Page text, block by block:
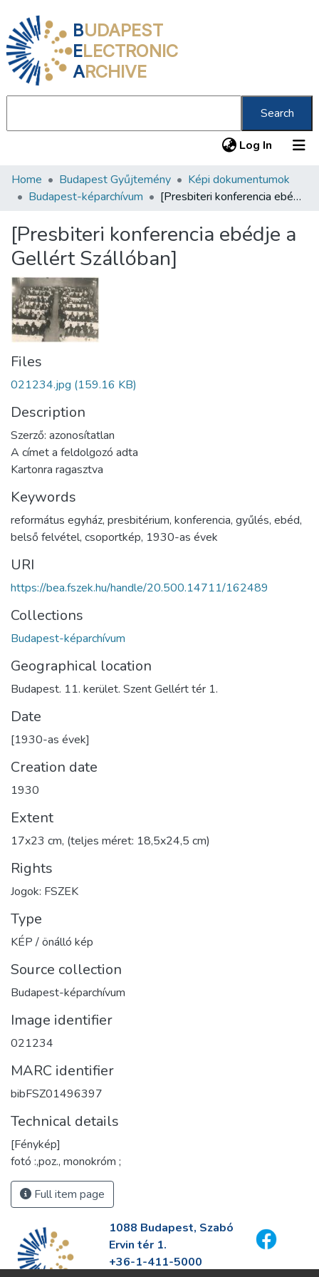
BUDAPEST
ELECTRONIC
ARCHIVE
Search
Log In (current)
Communities & Collections
Statistics
About us
Home Budapest Gyűjtemény
Képi dokumentumok
Budapest-képarchívum
[Presbiteri konferencia ebédje a Gellért Szállóban]
[Presbiteri konferencia ebédje a
Gellért Szállóban]
Files
021234.jpg (159.16 KB)
Description
Szerző: azonosítatlan
A címet a feldolgozó adta
Kartonra ragasztva
Keywords
református egyház, presbitérium, konferencia, gyűlés, ebéd,
belső felvétel, csoportkép, 1930-as évek
URI
https://bea.fszek.hu/handle/20.500.14711/162489
Collections
Budapest-képarchívum
Geographical location
Budapest. 11. kerület. Szent Gellért tér 1.
Date
[1930-as évek]
Creation date
1930
Extent
17x23 cm, (teljes méret: 18,5x24,5 cm)
Rights
Jogok: FSZEK
Type
KÉP / önálló kép
Source collection
Budapest-képarchívum
Image identifier
021234
MARC identifier
bibFSZ01496397
Technical details
[Fénykép]
fotó :,poz., monokróm ;
Full item page
1088 Budapest, Szabó
Ervin tér 1.
+36-1-411-5000